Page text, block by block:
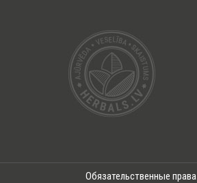
Обязательственные права